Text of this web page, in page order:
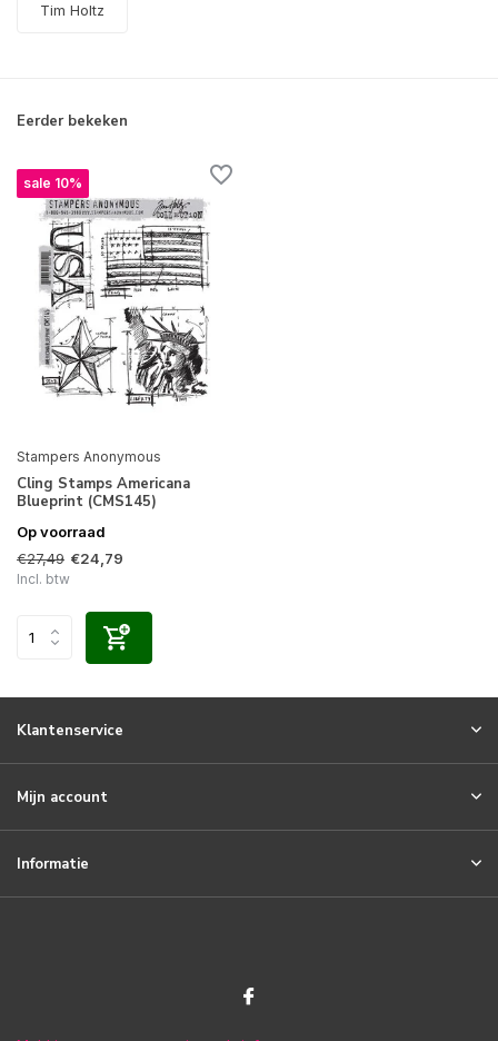
Tim Holtz
Eerder bekeken
sale 10%
Stampers Anonymous
Cling Stamps Americana
Blueprint (CMS145)
Op voorraad
€27,49 €24,79
Incl. btw
Klantenservice
Mijn account
Informatie